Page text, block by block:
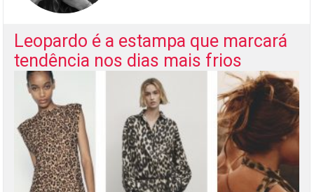
Leopardo é a estampa que marcará
tendência nos dias mais frios